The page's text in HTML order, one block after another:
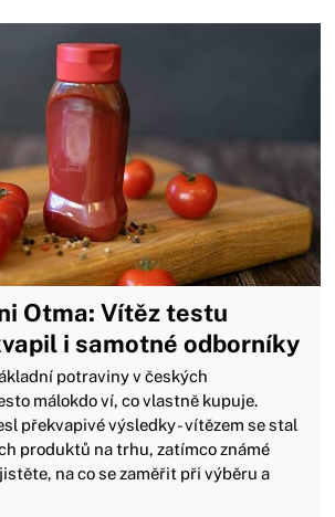
Otma: Vítěz testu
i samotné odborníky
potraviny v českých
málokdo ví, co vlastně kupuje.
překvapivé výsledky - vítězem se stal
produktů na trhu, zatímco známé
na co se zaměřit při výběru a